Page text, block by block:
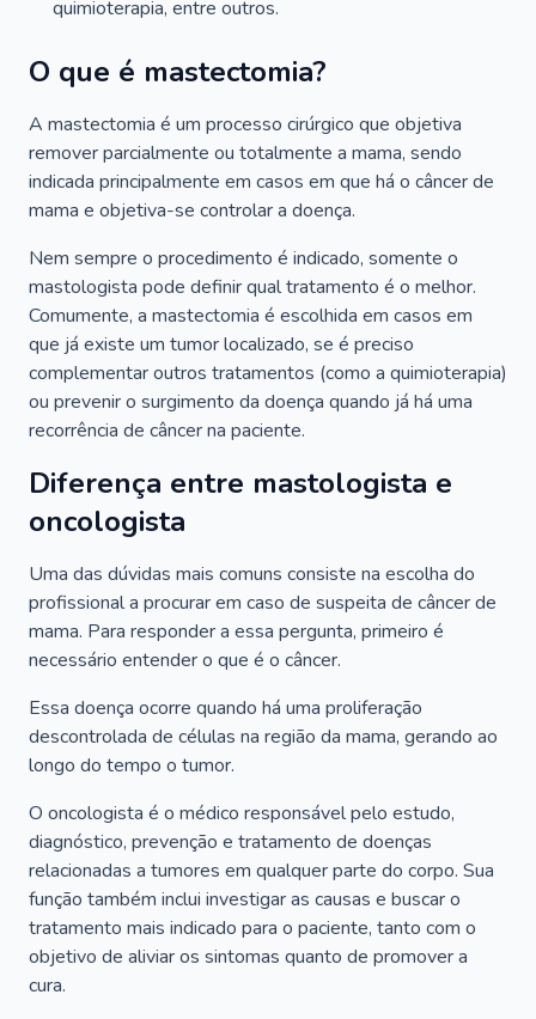
quimioterapia, entre outros.
O que é mastectomia?
A mastectomia é um processo cirúrgico que objetiva
remover parcialmente ou totalmente a mama, sendo
indicada principalmente em casos em que há o câncer de
mama e objetiva-se controlar a doença.
Nem sempre o procedimento é indicado, somente o
mastologista pode definir qual tratamento é o melhor.
Comumente, a mastectomia é escolhida em casos em
que já existe um tumor localizado, se é preciso
complementar outros tratamentos (como a quimioterapia)
ou prevenir o surgimento da doença quando já há uma
recorrência de câncer na paciente.
Diferença entre mastologista e
oncologista
Uma das dúvidas mais comuns consiste na escolha do
profissional a procurar em caso de suspeita de câncer de
mama. Para responder a essa pergunta, primeiro é
necessário entender o que é o câncer.
Essa doença ocorre quando há uma proliferação
descontrolada de células na região da mama, gerando ao
longo do tempo o tumor.
O oncologista é o médico responsável pelo estudo,
diagnóstico, prevenção e tratamento de doenças
relacionadas a tumores em qualquer parte do corpo. Sua
função também inclui investigar as causas e buscar o
tratamento mais indicado para o paciente, tanto com o
objetivo de aliviar os sintomas quanto de promover a
cura.